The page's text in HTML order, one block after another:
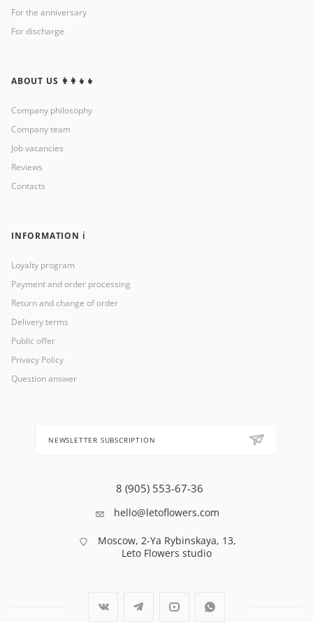
For the anniversary
For discharge
ABOUT US 👩‍👩‍👧‍👧
Company philosophy
Company team
Job vacancies
Reviews
Contacts
INFORMATION ℹ️
Loyalty program
Payment and order processing
Return and change of order
Delivery terms
Public offer
Privacy Policy
Question answer
NEWSLETTER SUBSCRIPTION
8 (905) 553-67-36
hello@letoflowers.com
Moscow, 2-Ya Rybinskaya, 13,
Leto Flowers studio